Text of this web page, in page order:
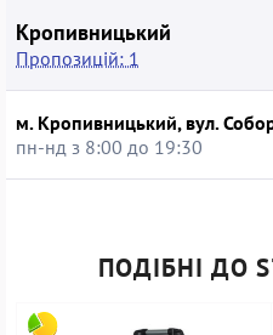
Кропивницький
Пропозицій: 1
м. Кропивницький, вул.
пн-нд з 8:00 до 19:30
ПОДІБНІ ДО